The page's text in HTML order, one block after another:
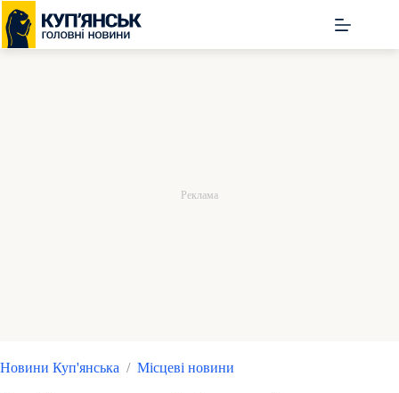
Перейти
до
вмісту
Новини Куп'янська / Місцеві новини